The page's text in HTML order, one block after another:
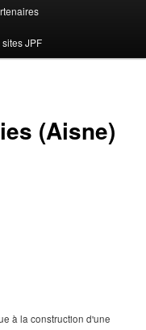
sites JPF
(Aisne)
à la construction d'une